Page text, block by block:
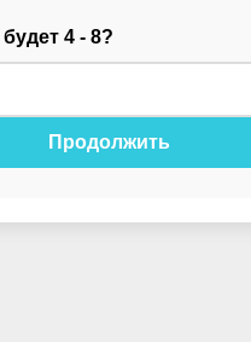
4 - 8?
Продолжить